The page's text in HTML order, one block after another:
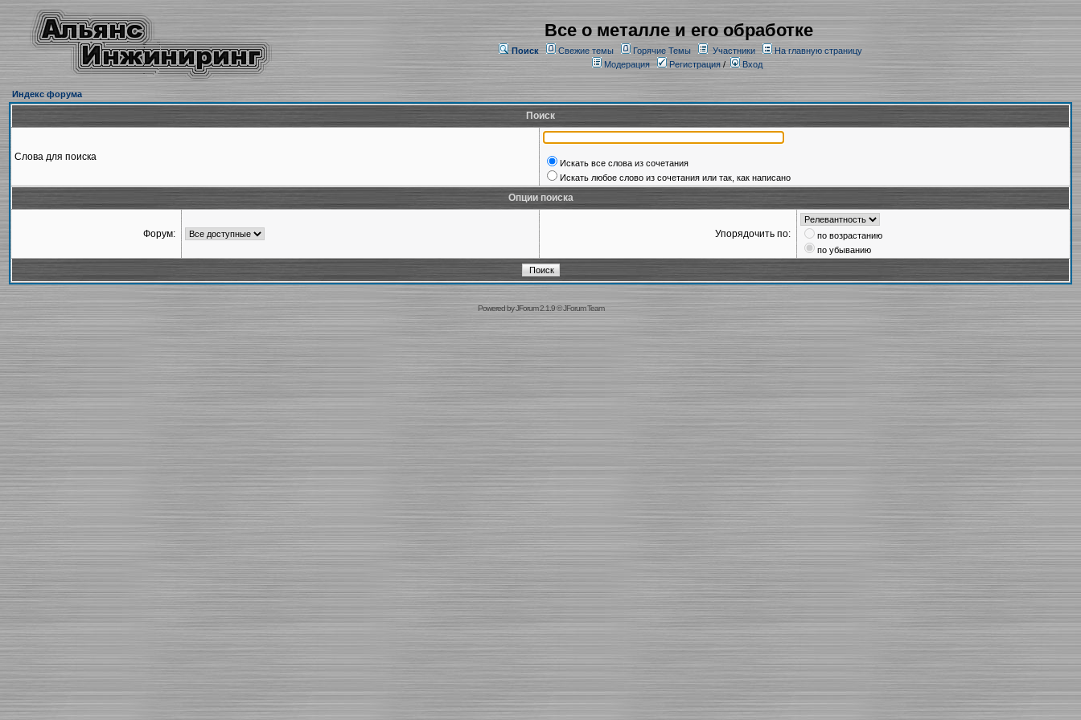
Все о металле и его обработке
Поиск Свежие темы Горячие Темы Участники
На главную страницу
Модерация
Регистрация/ Вход
Индекс форума
Поиск
Слова для поиска
Искать все слова из сочетания
Искать любое слово из сочетания или так, как написано
Опции поиска
Форум: Упорядочить по:
по возрастанию
по убыванию
Powered byJForum 2.1.9©JForum Team